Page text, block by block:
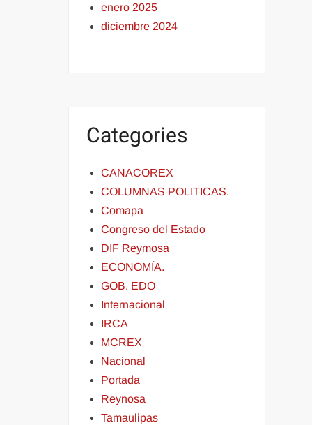
enero 2025
diciembre 2024
Categories
CANACOREX
COLUMNAS POLITICAS.
Comapa
Congreso del Estado
DIF Reymosa
ECONOMÍA.
GOB. EDO
Internacional
IRCA
MCREX
Nacional
Portada
Reynosa
Tamaulipas